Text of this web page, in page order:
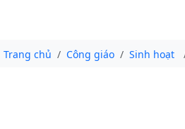
Trang chủ Công giáo Sinh hoạt